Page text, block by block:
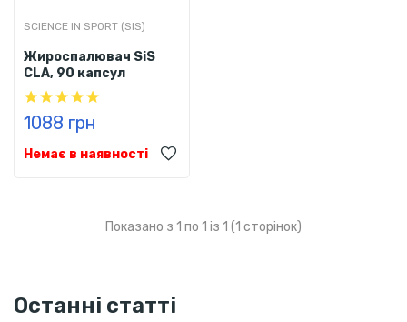
SCIENCE IN SPORT (SIS)
Жироспалювач SiS
CLA, 90 капсул
1088 грн
Немає в наявності
Показано з 1 по 1 із 1 (1 сторінок)
Останні статті